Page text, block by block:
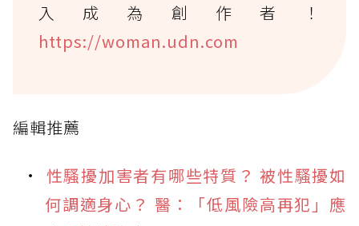
入成為創作者！
https://woman.udn.com
編輯推薦
性騷擾加害者有哪些特質？ 被性騷擾如
何調適身心？ 醫：「低風險高再犯」應